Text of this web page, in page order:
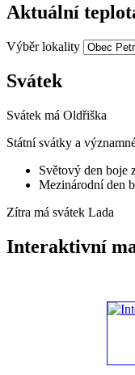
Aktuální
Výběr lokality
Svátek
Svátek má Oldřiška
Státní svátky a
Světový den boje
Mezinárodní den
Zítra má svátek Lada
Interaktivní